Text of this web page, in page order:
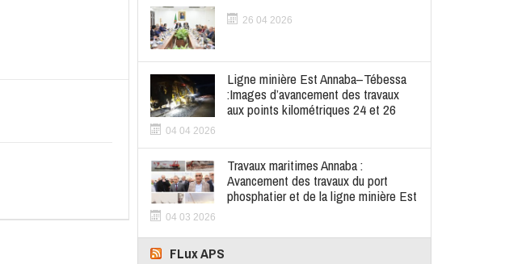
26 04 2026
Ligne minière Est Annaba–Tébessa
:Images d’avancement des travaux
aux points kilométriques 24 et 26
04 04 2026
Travaux maritimes Annaba :
Avancement des travaux du port
phosphatier et de la ligne minière Est
04 03 2026
FLux APS